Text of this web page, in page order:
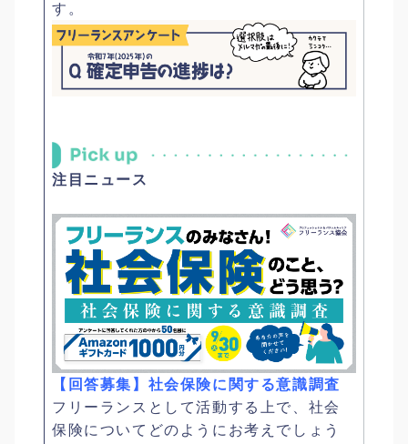
す。
注目ニュース
【回答募集】社会保険に関する意識調査
フリーランスとして活動する上で、社会
保険についてどのようにお考えでしょう